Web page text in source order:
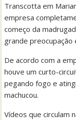
Transcotta em
empresa
começo da
grande
De acordo com a
houve um curto-
pegando fogo e
machucou.
Vídeos que circulam